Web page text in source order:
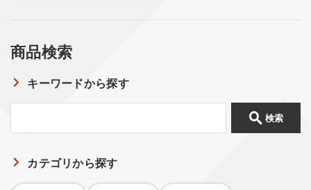
商品検索
キーワードから探す
検索
カテゴリから探す